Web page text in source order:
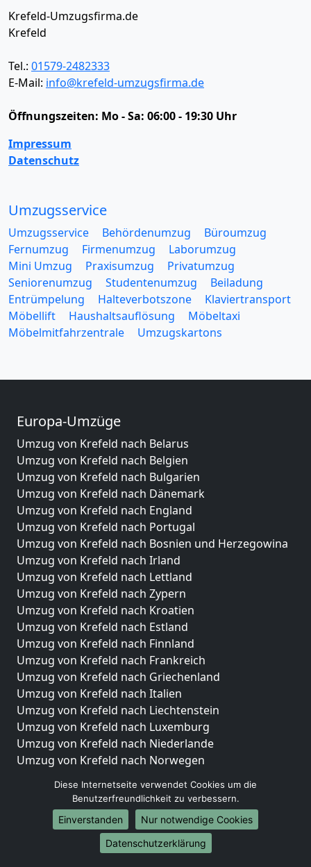
Krefeld-Umzugsfirma.de
Krefeld
Tel.: 01579-2482333
E-Mail: info@krefeld-umzugsfirma.de
Öffnungszeiten: Mo - Sa: 06:00 - 19:30 Uhr
Impressum
Datenschutz
Umzugsservice
Umzugsservice Behördenumzug
Büroumzug
Fernumzug
Firmenumzug
Laborumzug
Mini Umzug
Praxisumzug
Privatumzug
Seniorenumzug
Studentenumzug
Beiladung
Entrümpelung
Halteverbotszone
Klaviertransport
Möbellift
Haushaltsauflösung
Möbeltaxi
Möbelmitfahrzentrale
Umzugskartons
Europa-Umzüge
Umzug von Krefeld nach Belarus
Umzug von Krefeld nach Belgien
Umzug von Krefeld nach Bulgarien
Umzug von Krefeld nach Dänemark
Umzug von Krefeld nach England
Umzug von Krefeld nach Portugal
Umzug von Krefeld nach Bosnien und Herzegowina
Umzug von Krefeld nach Irland
Umzug von Krefeld nach Lettland
Umzug von Krefeld nach Zypern
Umzug von Krefeld nach Kroatien
Umzug von Krefeld nach Estland
Umzug von Krefeld nach Finnland
Umzug von Krefeld nach Frankreich
Umzug von Krefeld nach Griechenland
Umzug von Krefeld nach Italien
Umzug von Krefeld nach Liechtenstein
Umzug von Krefeld nach Luxemburg
Umzug von Krefeld nach Niederlande
Umzug von Krefeld nach Norwegen
Umzüge-Deutschlandweit
Umzug von Krefeld nach Berlin
Umzug von Krefeld nach Hamburg
Umzug von Krefeld nach München
Diese Internetseite verwendet Cookies um die
Benutzerfreundlichkeit zu verbessern.
Einverstanden
Nur notwendige Cookies
Datenschutzerklärung